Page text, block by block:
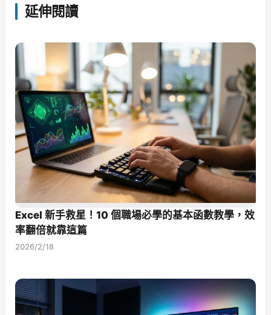
延伸閱讀
Excel 新手救星！10 個職場必學的基本函數教學，效
率翻倍就靠這篇
2026/2/18